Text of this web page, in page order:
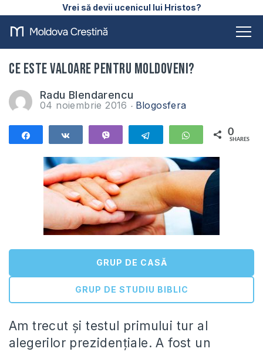
Vrei să devii ucenicul lui Hristos?
Ce este valoare pentru moldoveni?
Radu Blendarencu
04 noiembrie 2016 Blogosfera
Telegram WhatsApp
0
SHARES
GRUP DE CASĂ
GRUP DE STUDIU BIBLIC
Am trecut și testul primului tur al
alegerilor prezidențiale. A fost un